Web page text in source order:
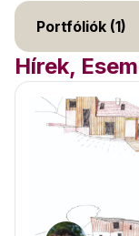
Portfóliók (1)
Hírek,